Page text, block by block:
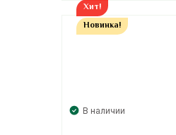
Хит!
Новинка!
В наличии